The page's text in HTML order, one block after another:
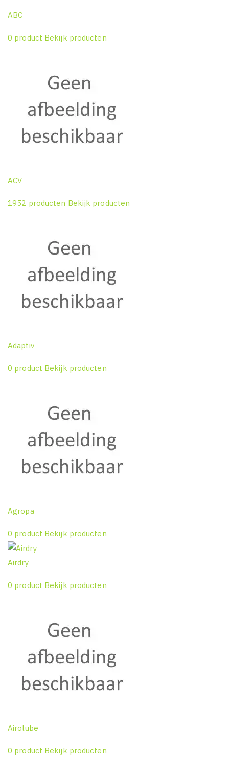
ABC
0 product Bekijk producten
ACV
1952 producten Bekijk producten
Adaptiv
0 product Bekijk producten
Agropa
0 product Bekijk producten
Airdry
0 product Bekijk producten
Airolube
0 product Bekijk producten